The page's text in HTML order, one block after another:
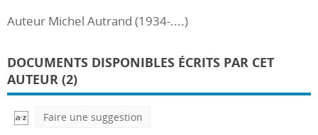
Auteur Michel Autrand (1934-....)
DOCUMENTS DISPONIBLES ÉCRITS PAR CET
AUTEUR (2)
Faire une suggestion